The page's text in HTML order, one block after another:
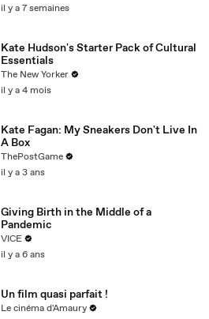
il y a 7 semaines
Kate Hudson's Starter Pack of Cultural
Essentials
The New Yorker
il y a 4 mois
Kate Fagan: My Sneakers Don't Live In
A Box
ThePostGame
il y a 3 ans
Giving Birth in the Middle of a
Pandemic
VICE
il y a 6 ans
Un film quasi parfait !
Le cinéma d'Amaury